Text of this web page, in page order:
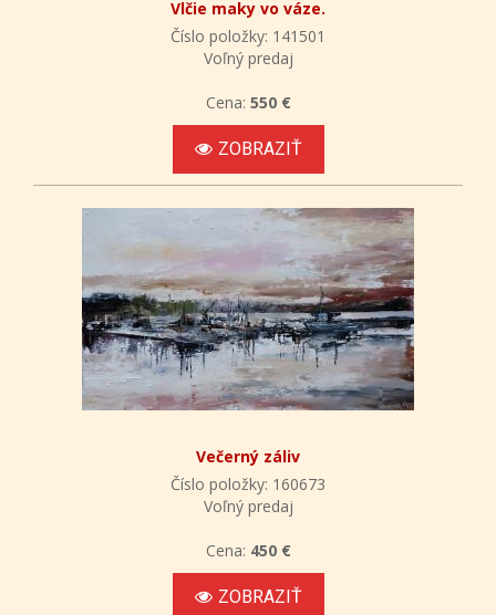
Vlčie maky vo váze.
Číslo položky: 141501
Voľný predaj
Cena: 550 €
ZOBRAZIŤ
Večerný záliv
Číslo položky: 160673
Voľný predaj
Cena: 450 €
ZOBRAZIŤ